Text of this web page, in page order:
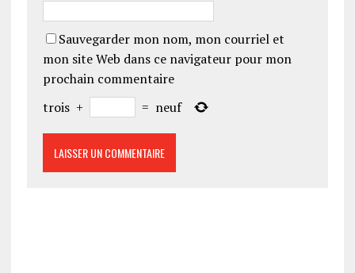
Sauvegarder mon nom, mon courriel et
mon site Web dans ce navigateur pour mon
prochain commentaire
trois + = neuf